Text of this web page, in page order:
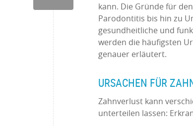
kann. Die Gründe für
Parodontitis bis hin zu
gesundheitliche und
werden die häufigsten
genauer erläutert.
URSACHEN FÜR
Zahnverlust kann
unterteilen lassen: